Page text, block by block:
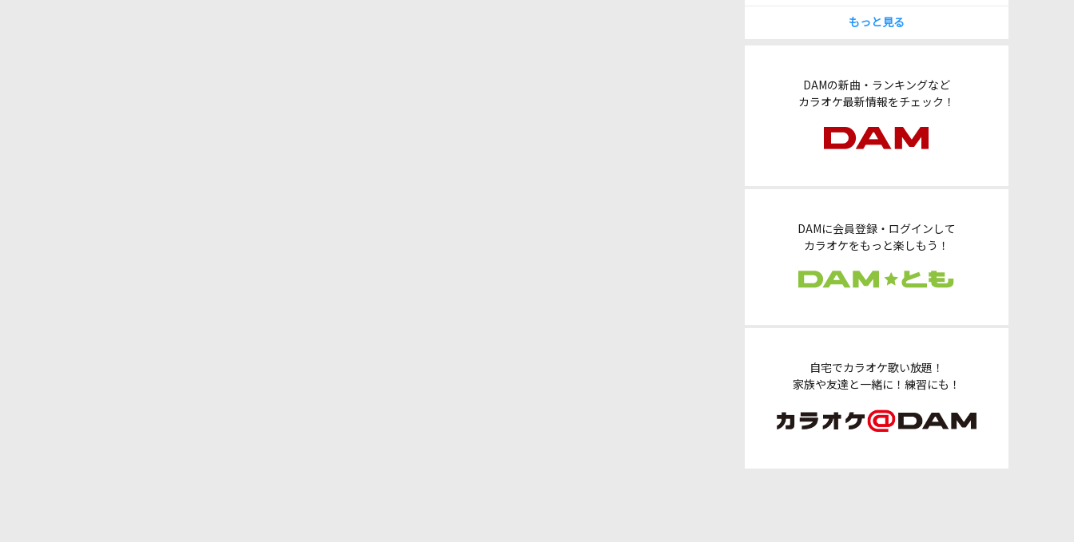
もっと見る
DAMの新曲・ランキングなど
カラオケ最新情報をチェック！
DAMに会員登録・ログインして
カラオケをもっと楽しもう！
自宅でカラオケ歌い放題！
家族や友達と一緒に！練習にも！